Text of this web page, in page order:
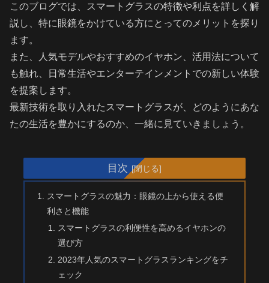
このブログでは、スマートグラスの特徴や利点を詳しく解
説し、特に眼鏡をかけている方にとってのメリットを探り
ます。
また、人気モデルやおすすめのイヤホン、活用法について
も触れ、日常生活やエンターテインメントでの新しい体験
を提案します。
最新技術を取り入れたスマートグラスが、どのようにあな
たの生活を豊かにするのか、一緒に見ていきましょう。
目次
スマートグラスの魅力：眼鏡の上から使える便
利さと機能
スマートグラスの利便性を高めるイヤホンの
選び方
2023年人気のスマートグラスランキングをチ
ェック